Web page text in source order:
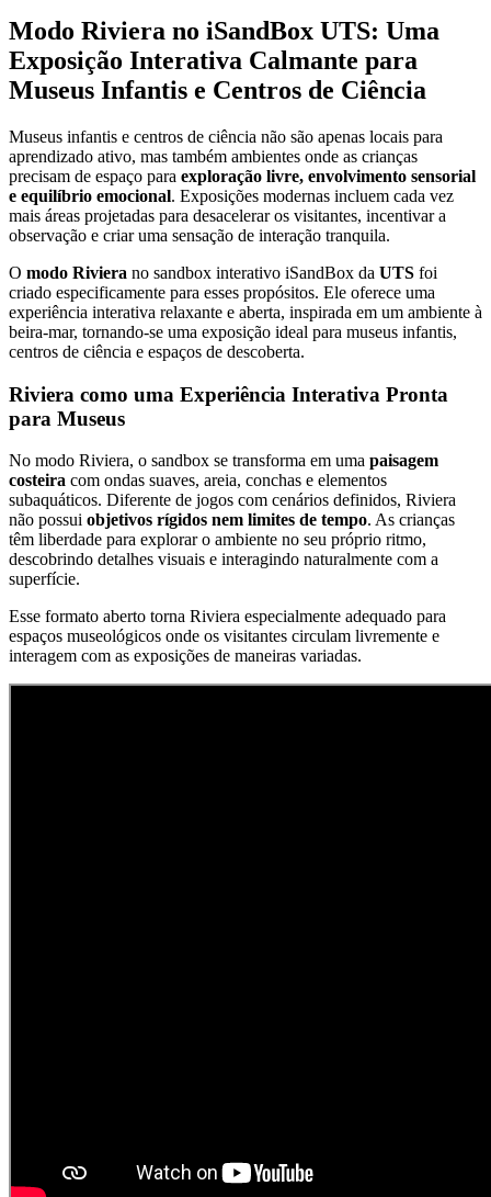
Modo Riviera no iSandBox UTS: Uma
Exposição Interativa Calmante para
Museus Infantis e Centros de Ciência
Museus infantis e centros de ciência não são apenas locais para
aprendizado ativo, mas também ambientes onde as crianças
precisam de espaço para exploração livre, envolvimento sensorial
e equilíbrio emocional. Exposições modernas incluem cada vez
mais áreas projetadas para desacelerar os visitantes, incentivar a
observação e criar uma sensação de interação tranquila.
O modo Riviera no sandbox interativo iSandBox da UTS foi
criado especificamente para esses propósitos. Ele oferece uma
experiência interativa relaxante e aberta, inspirada em um ambiente à
beira-mar, tornando-se uma exposição ideal para museus infantis,
centros de ciência e espaços de descoberta.
Riviera como uma Experiência Interativa Pronta
para Museus
No modo Riviera, o sandbox se transforma em uma paisagem
costeira com ondas suaves, areia, conchas e elementos
subaquáticos. Diferente de jogos com cenários definidos, Riviera
não possui objetivos rígidos nem limites de tempo. As crianças
têm liberdade para explorar o ambiente no seu próprio ritmo,
descobrindo detalhes visuais e interagindo naturalmente com a
superfície.
Esse formato aberto torna Riviera especialmente adequado para
espaços museológicos onde os visitantes circulam livremente e
interagem com as exposições de maneiras variadas.